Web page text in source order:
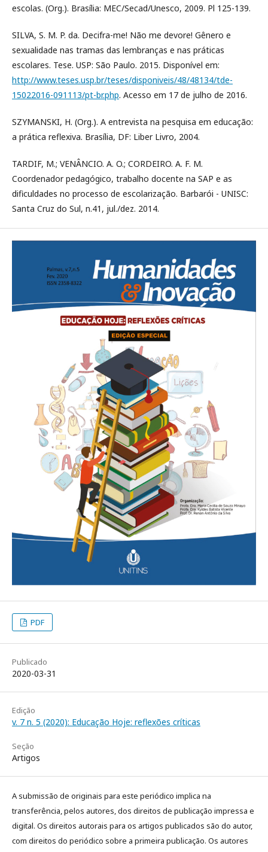
escolas. (Org.). Brasília: MEC/Secad/Unesco, 2009. Pl 125-139.
SILVA, S. M. P. da. Decifra-me! Não me devore! Gênero e
sexualidade nas tramas das lembranças e nas práticas
escolares. Tese. USP: São Paulo. 2015. Disponível em:
http://www.teses.usp.br/teses/disponiveis/48/48134/tde-
15022016-091113/pt-br.php. Acesso em 17 de julho de 2016.
SZYMANSKI, H. (Org.). A entrevista na pesquisa em educação:
a prática reflexiva. Brasília, DF: Liber Livro, 2004.
TARDIF, M.; VENÂNCIO. A. O.; CORDEIRO. A. F. M.
Coordenador pedagógico, trabalho docente na SAP e as
dificuldades no processo de escolarização. Barbarói - UNISC:
Santa Cruz do Sul, n.41, jul./dez. 2014.
PDF
Publicado
2020-03-31
Edição
v. 7 n. 5 (2020): Educação Hoje: reflexões críticas
Seção
Artigos
A submissão de originais para este periódico implica na
transferência, pelos autores, dos direitos de publicação impressa e
digital. Os direitos autorais para os artigos publicados são do autor,
com direitos do periódico sobre a primeira publicação. Os autores